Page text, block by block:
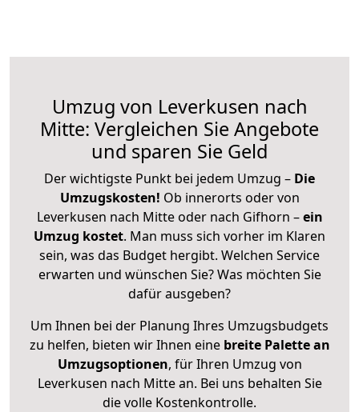
Umzug von Leverkusen nach
Mitte: Vergleichen Sie Angebote
und sparen Sie Geld
Der wichtigste Punkt bei jedem Umzug – Die
Umzugskosten! Ob innerorts oder von
Leverkusen nach Mitte oder nach Gifhorn –ein
Umzug kostet. Man muss sich vorher im Klaren
sein, was das Budget hergibt. Welchen Service
erwarten und wünschen Sie? Was möchten Sie
dafür ausgeben?
Um Ihnen bei der Planung Ihres Umzugsbudgets
zu helfen, bieten wir Ihnen eine breite Palette an
Umzugsoptionen, für Ihren Umzug von
Leverkusen nach Mitte an. Bei uns behalten Sie
die volle Kostenkontrolle.